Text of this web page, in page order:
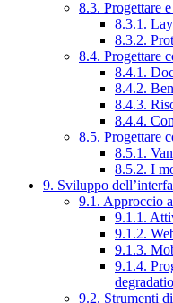
8.3. Progettare
8.3.1.
8.3.2.
8.4. Progettare
8.4.1.
8.4.2.
8.4.3.
8.4.4.
8.5. Progettare
8.5.1.
8.5.2. I
9. Sviluppo
9.1. Approccio
9.1.1.
9.1.2.
9.1.3.
9.1.4.
9.2. Strumenti